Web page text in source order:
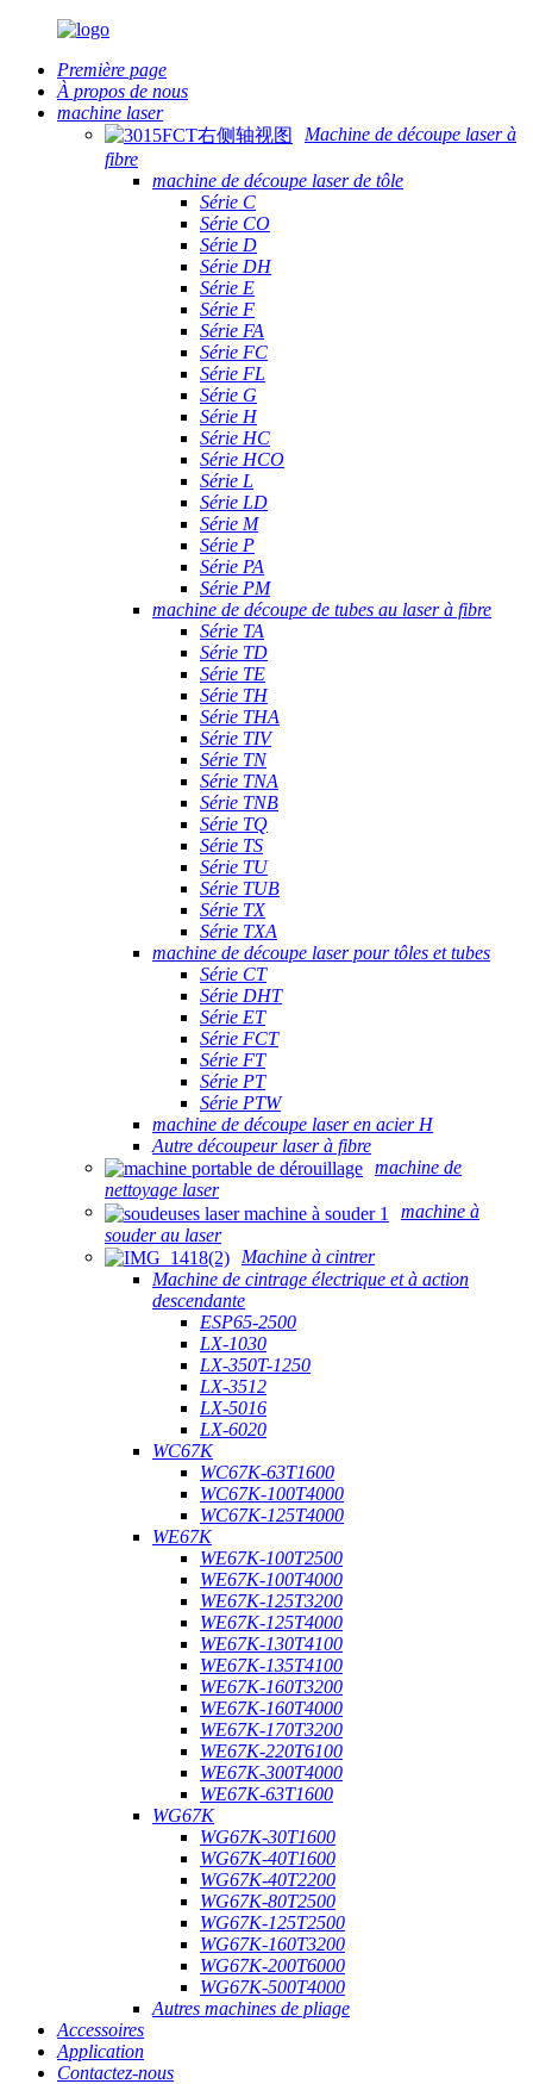
Première page
À propos de nous
machine laser
Machine de découpe laser à
fibre
machine de découpe laser de tôle
Série C
Série CO
Série D
Série DH
Série E
Série F
Série FA
Série FC
Série FL
Série G
Série H
Série HC
Série HCO
Série L
Série LD
Série M
Série P
Série PA
Série PM
machine de découpe de tubes au laser à fibre
Série TA
Série TD
Série TE
Série TH
Série THA
Série TIV
Série TN
Série TNA
Série TNB
Série TQ
Série TS
Série TU
Série TUB
Série TX
Série TXA
machine de découpe laser pour tôles et tubes
Série CT
Série DHT
Série ET
Série FCT
Série FT
Série PT
Série PTW
machine de découpe laser en acier H
Autre découpeur laser à fibre
machine de
nettoyage laser
machine à
souder au laser
Machine à cintrer
Machine de cintrage électrique et à action
descendante
ESP65-2500
LX-1030
LX-350T-1250
LX-3512
LX-5016
LX-6020
WC67K
WC67K-63T1600
WC67K-100T4000
WC67K-125T4000
WE67K
WE67K-100T2500
WE67K-100T4000
WE67K-125T3200
WE67K-125T4000
WE67K-130T4100
WE67K-135T4100
WE67K-160T3200
WE67K-160T4000
WE67K-170T3200
WE67K-220T6100
WE67K-300T4000
WE67K-63T1600
WG67K
WG67K-30T1600
WG67K-40T1600
WG67K-40T2200
WG67K-80T2500
WG67K-125T2500
WG67K-160T3200
WG67K-200T6000
WG67K-500T4000
Autres machines de pliage
Accessoires
Application
Contactez-nous